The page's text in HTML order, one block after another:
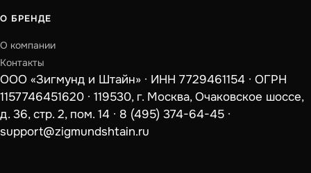
О БРЕНДЕ
О компании
Контакты
ООО «Зигмунд и Штайн» · ИНН 7729461154 · ОГРН
1157746451620 · 119530, г. Москва, Очаковское шоссе,
д. 36, стр. 2, пом. 14 · 8 (495) 374-64-45 ·
support@zigmundshtain.ru